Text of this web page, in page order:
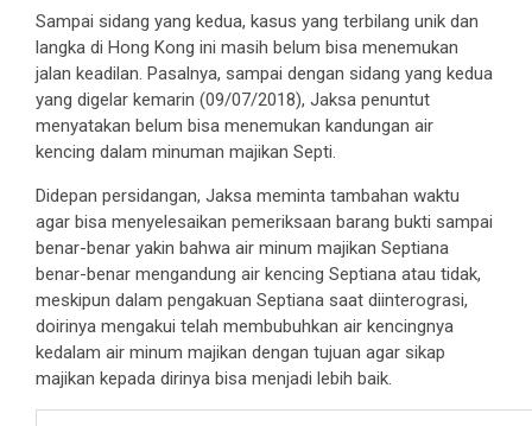
Sampai sidang yang kedua, kasus yang terbilang unik dan
langka di Hong Kong ini masih belum bisa menemukan
jalan keadilan. Pasalnya, sampai dengan sidang yang kedua
yang digelar kemarin (09/07/2018), Jaksa penuntut
menyatakan belum bisa menemukan kandungan air
kencing dalam minuman majikan Septi.
Didepan persidangan, Jaksa meminta tambahan waktu
agar bisa menyelesaikan pemeriksaan barang bukti sampai
benar-benar yakin bahwa air minum majikan Septiana
benar-benar mengandung air kencing Septiana atau tidak,
meskipun dalam pengakuan Septiana saat diinterograsi,
doirinya mengakui telah membubuhkan air kencingnya
kedalam air minum majikan dengan tujuan agar sikap
majikan kepada dirinya bisa menjadi lebih baik.